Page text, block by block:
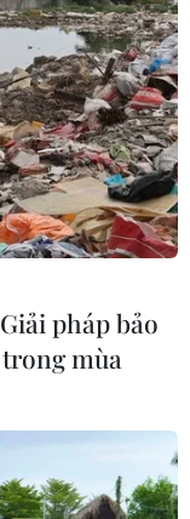
chủ chốt
ương châu Âu
ngân hàng này
ít nhất là đến
pháp bảo
mùa